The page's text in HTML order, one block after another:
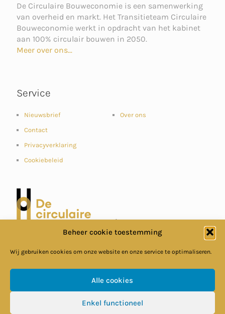
Beheer cookie toestemming
Wij gebruiken cookies om onze website en onze service te optimaliseren.
Alle cookies
Enkel functioneel
De Circulaire Bouweconomie is een samenwerking
van overheid en markt. Het Transitieteam Circulaire
Bouweconomie werkt in opdracht van het kabinet
aan 100% circulair bouwen in 2050.
Meer over ons...
Service
Nieuwsbrief
Contact
Privacyverklaring
Cookiebeleid
Over ons